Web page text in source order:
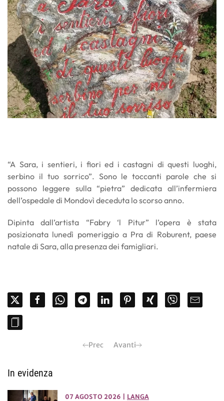
“A Sara, i sentieri, i fiori ed i castagni di questi luoghi,
serbino il tuo sorrico”. Sono le toccanti parole che si
possono leggere sulla “pietra” dedicata all’infermiera
dell’ospedale di Mondovì deceduta lo scorso anno.
Dipinta dall’artista “Fabry ‘l Pitur” l’opera è stata
posizionata lunedì pomeriggio a Pra di Roburent, paese
natale di Sara, alla presenza dei famigliari.
Prec Avanti
In evidenza
07 AGOSTO 2026 LANGA